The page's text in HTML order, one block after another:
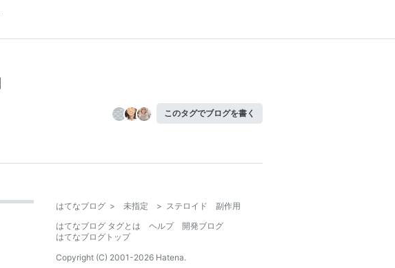
このタグでブログを書く
はてなブログ > 未指定 > ステロイド 副作用
はてなブログ タグとは
ヘルプ
開発ブログ
はてなブログトップ
Copyright (C) 2001-2026 Hatena.